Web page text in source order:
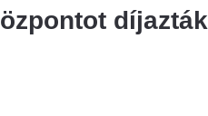
díjazták